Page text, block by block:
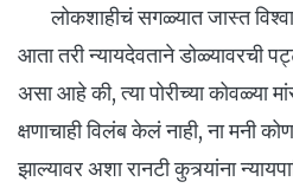
लोकशाहीचं सगळ्यात जास्त
आता तरी न्यायदेवताने डोळ्यावरची
असा आहे की, त्या पोरीच्या कोवळ्या
क्षणाचाही विलंब केलं नाही, ना मनी
झाल्यावर अशा रानटी कुत्र्यांना